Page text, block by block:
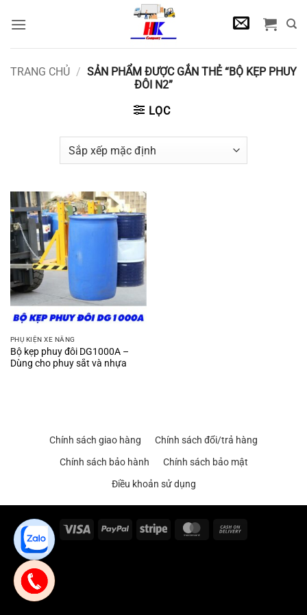
qua
TRANG CHỦ / SẢN PHẨM ĐƯỢC GẮN THẺ “BỘ KẸP PHUY
ĐÔI N2”
LỌC
PHỤ KIỆN XE NÂNG
Bộ kẹp phuy đôi DG1000A –
Dùng cho phuy sắt và nhựa
Chính sách giao hàng
Chính sách đổi/trả hàng
Chính sách bảo hành
Chính sách bảo mật
Điều khoản sử dụng
Visa PayPal Stripe MasterCard